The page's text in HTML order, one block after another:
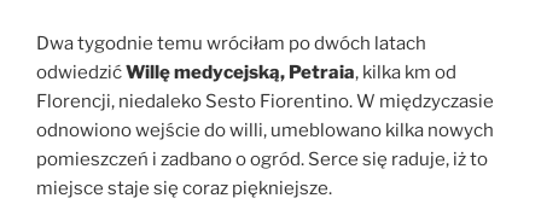
Dwa tygodnie temu wróciłam po dwóch latach
odwiedzićWillę medycejską, Petraia, kilka km od
Florencji, niedaleko Sesto Fiorentino. W międzyczasie
odnowiono wejście do willi, umeblowano kilka nowych
pomieszczeń i zadbano o ogród. Serce się raduje, iż to
miejsce staje się coraz piękniejsze.